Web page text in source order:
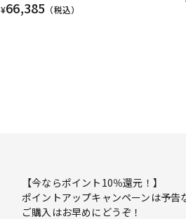
¥66,385 （税込）
【今ならポイント10％還元！】
ポイントアップキャンペーンは予告
ご購入はお早めにどうぞ！